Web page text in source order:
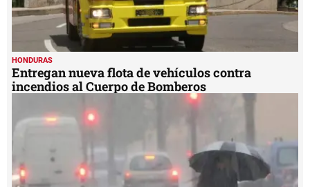
HONDURAS
Entregan nueva flota de vehículos contra
incendios al Cuerpo de Bomberos